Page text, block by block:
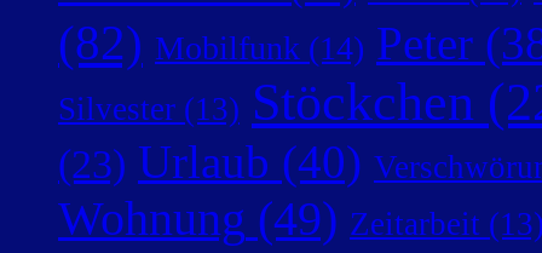
(82) Mobilfunk (14) Peter
Silvester (13) Stöckchen
(23) Urlaub (40)
Wohnung (49) Zeitarbeit